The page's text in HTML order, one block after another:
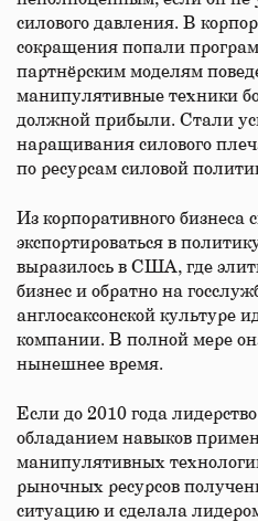
силового давления. В
сокращения попали
партнёрским моделям
манипулятивные техники
должной прибыли. Стали
наращивания силового
по ресурсам силовой
Из корпоративного бизнеса
экспортироваться в
выразилось в США, где
бизнес и обратно на
англосаксонской культуре
компании. В полной мере
нынешнее время.
Если до 2010 года
обладанием навыков
манипулятивных
рыночных ресурсов
ситуацию и сделала